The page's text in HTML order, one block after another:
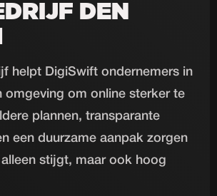
DEN
helpt DigiSwift ondernemers in
omgeving om online sterker te
plannen, transparante
een duurzame aanpak zorgen
stijgt, maar ook hoog